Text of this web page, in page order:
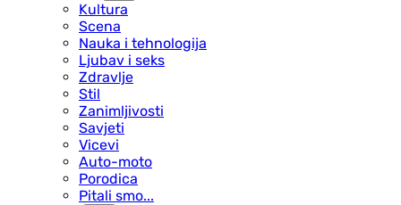
Kultura
Scena
Nauka i tehnologija
Ljubav i seks
Zdravlje
Stil
Zanimljivosti
Savjeti
Vicevi
Auto-moto
Porodica
Pitali smo...